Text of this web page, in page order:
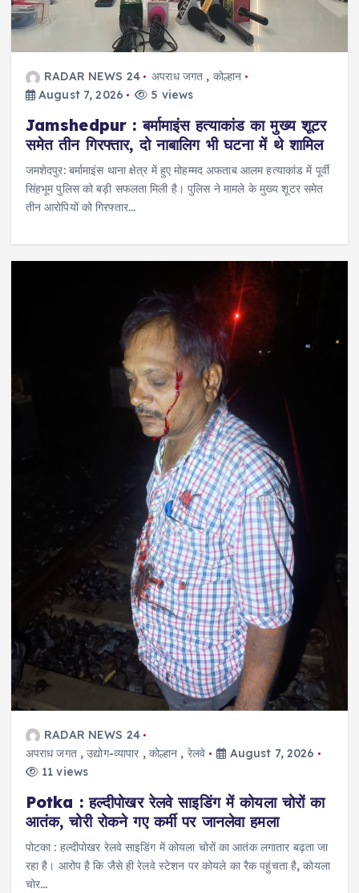
RADAR NEWS 24 अपराध जगत , कोल्हान
August 7, 2026
5 views
Jamshedpur : बर्मामाइंस हत्याकांड का मुख्य शूटर
समेत तीन गिरफ्तार, दो नाबालिग भी घटना में थे शामिल
जमशेदपुर: बर्मामाइंस थाना क्षेत्र में हुए मोहम्मद अफताब आलम हत्याकांड में पूर्वी
सिंहभूम पुलिस को बड़ी सफलता मिली है। पुलिस ने मामले के मुख्य शूटर समेत
तीन आरोपियों को गिरफ्तार…
RADAR NEWS 24
अपराध जगत,उद्योग-व्यापार , कोल्हान , रेलवे
August 7, 2026
11 views
Potka : हल्दीपोखर रेलवे साइडिंग में कोयला चोरों का
आतंक, चोरी रोकने गए कर्मी पर जानलेवा हमला
पोटका : हल्दीपोखर रेलवे साइडिंग में कोयला चोरों का आतंक लगातार बढ़ता जा
रहा है। आरोप है कि जैसे ही रेलवे स्टेशन पर कोयले का रैक पहुंचता है, कोयला
चोर…